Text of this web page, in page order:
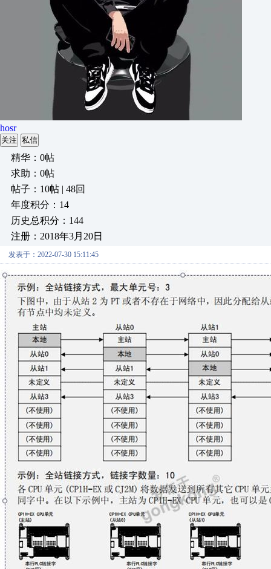
hosr
关注 私信
精华：0帖
求助：0帖
帖子：10帖 | 48回
年度积分：14
历史总积分：144
注册：2018年3月20日
发表于：2022-07-30 15:11:45